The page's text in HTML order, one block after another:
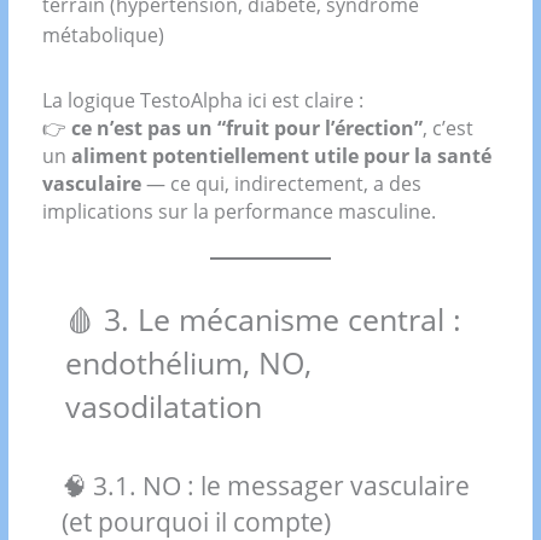
métabolique)
La logique TestoAlpha ici est claire :
👉ce n’est pas un “fruit pour l’érection”, c’est
unaliment potentiellement utile pour la santé
vasculaire— ce qui, indirectement, a des
implications sur la performance masculine.
🩸 3. Le mécanisme central :
endothélium, NO,
vasodilatation
🧠 3.1. NO : le messager vasculaire
(et pourquoi il compte)